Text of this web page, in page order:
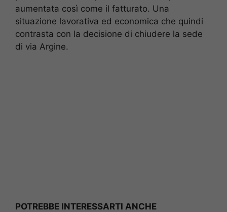
aumentata così come il fatturato. Una
situazione lavorativa ed economica che quindi
contrasta con la decisione di chiudere la sede
di via Argine.
POTREBBE INTERESSARTI ANCHE